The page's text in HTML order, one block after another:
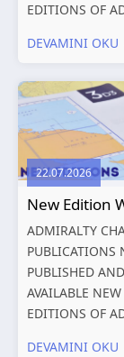
EDITIONS OF
PUBLICATIONS
Charts
August 2026
Title,
and other
319
International
DEVAMINI
22.07.2026
New Edition
ADMIRALTY
PUBLICATIONS
PUBLISHED AND
AVAILABLE NEW
EDITIONS OF
DEVAMINI